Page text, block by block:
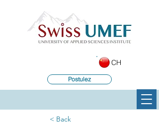
Postulez
CH
< Back